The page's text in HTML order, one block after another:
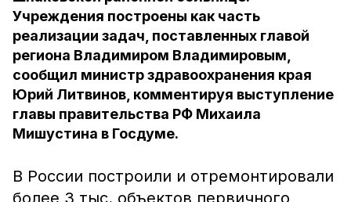
Учреждения построены как часть
реализации задач, поставленных главой
региона Владимиром Владимировым,
сообщил министр здравоохранения края
Юрий Литвинов, комментируя выступление
главы правительства РФ Михаила
Мишустина в Госдуме.
В России построили и отремонтировали
более 3 тыс. объектов первичного